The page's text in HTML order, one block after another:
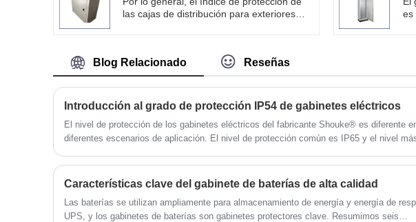
las cajas de distribución para exteriores
distribución para exteriores del fabricante
Shouke® se fabrican cumpliendo
estrictamente con los estándares de grado
de protección.
es
Blog Relacionado Reseñas
Introducción al grado de protección IP54 de gabinetes eléctricos
El nivel de protección de los gabinetes eléctricos del fabricante Shouke® es diferente
diferentes escenarios de aplicación. El nivel de protección común es IP65 y el nivel más
Características clave del gabinete de baterías de alta calidad
Las baterías se utilizan ampliamente para almacenamiento de energía y energía de
UPS, y los gabinetes de baterías son gabinetes protectores clave. Resumimos seis